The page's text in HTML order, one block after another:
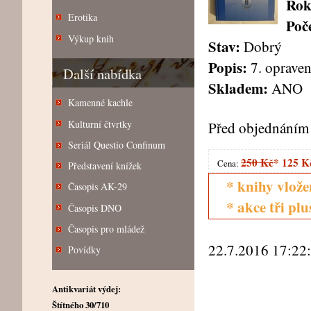
Erotika
Výkup knih
Další nabídka
Kamenné kachle
Kulturní čtvrtky
Seriál Questio Confinum
Představení knížek
Časopis AK-29
Časopis DNO
Časopis pro mládež
Povídky
Antikvariát výdej:
Štítného 30/710
Stav: Dobrý
Popis: 7.
Skladem: ANO
Před
Cena:250 Kč* 125
* knihy
* akce tři
22.7.2016